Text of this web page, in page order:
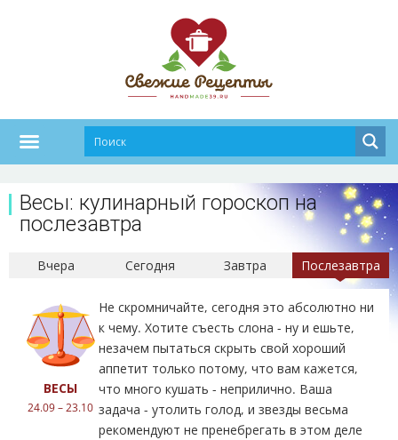
Весы: кулинарный гороскоп на
послезавтра
Вчера Сегодня Завтра Послезавтра
ВЕСЫ
24.09 – 23.10
Не скромничайте, сегодня это абсолютно ни
к чему. Хотите съесть слона - ну и ешьте,
незачем пытаться скрыть свой хороший
аппетит только потому, что вам кажется,
что много кушать - неприлично. Ваша
задача - утолить голод, и звезды весьма
рекомендуют не пренебрегать в этом деле